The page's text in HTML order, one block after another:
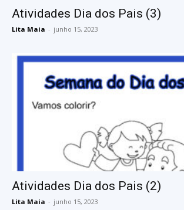
Atividades Dia dos Pais (3)
Lita Maia - junho 15, 2023
Atividades Dia dos Pais (2)
Lita Maia - junho 15, 2023